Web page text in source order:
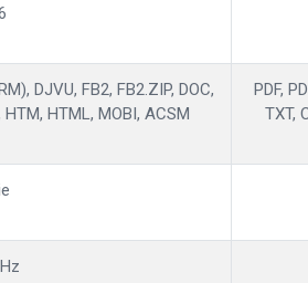
DJVU, FB2, FB2.ZIP, DOC,
HTM, HTML, MOBI, ACSM
PDF,
TXT,